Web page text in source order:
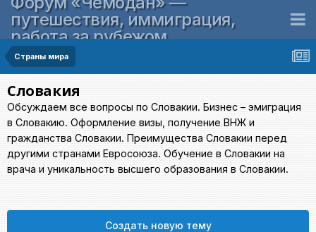
путешествия, иммиграция,
работа за рубежом
Страны мира
Словакия
Обсуждаем все вопросы по Словакии. Бизнес – эмиграция
в Словакию. Оформление визы, получение ВНЖ и
гражданства Словакии. Преимущества Словакии перед
другими странами Евросоюза. Обучение в Словакии на
врача и уникальность высшего образования в Словакии.
Создать новую тему